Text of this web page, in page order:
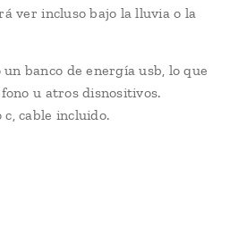
ver incluso bajo la lluvia o la
banco de energía usb, lo que
u atros disnositivos.
cable incluido.